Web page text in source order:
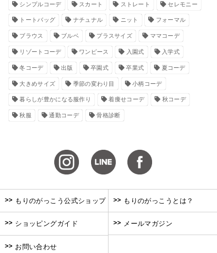
シンプルコーデ スカート ストレート セレモニー
トートバッグ ナチュナル ニット フォーマル
ブラウス ブルベ プラスサイズ ママコーデ
リゾートコーデ ワンピース 入園式 入学式
冬コーデ 出版 卒園式 卒業式 夏コーデ
大きめサイズ 季節の変わり目 小柄コーデ
暮らしが豊かになる服作り 着痩せコーデ 秋コーデ
秋服 通勤コーデ 骨格診断
>> もりのがっこう公式ショップ >> もりのがっこうとは？
>> ショッピングガイド >> メールマガジン
>> お問い合わせ